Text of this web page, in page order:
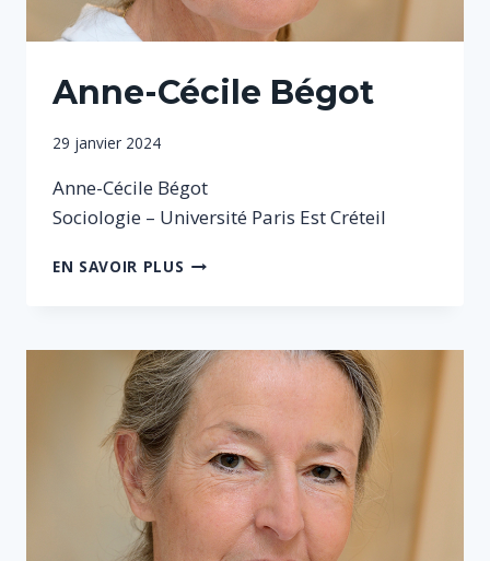
Anne-Cécile Bégot
Par
29 janvier 2024
Anne-Cécile Bégot
Sociologie – Université Paris Est Créteil
EN SAVOIR PLUS ANNE-